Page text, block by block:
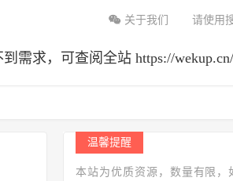
需求，可查阅全站 https://
关于我们 请使用
温馨提醒
本站为优质资源，数量有限，